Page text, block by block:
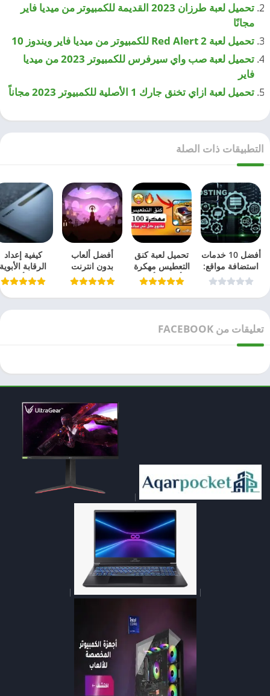
تحميل لعبة طرزان 2023 القديمة للكمبيوتر من ميديا فاير
مجانًا
تحميل لعبة Red Alert 2 للكمبيوتر من ميديا فاير ويندوز 10
تحميل لعبة صب واي سيرفرس للكمبيوتر 2023 من ميديا
فاير
تحميل لعبة ازاي تخنق جارك 1 الأصلية للكمبيوتر 2023 مجاناً
التطبيقات ذات الصلة
أفضل 10 خدمات
استضافة مواقع:
مختبرة ومجربة
تحميل لعبة كنق
التعطيس مهكرة
– أحدث وأفضل
2026
أفضل ألعاب
بدون انترنت
2026
كيفية إعداد
الرقابة الأبوية
على أجهزة
اللوحية
تعليقات من FACEBOOK
|
|
|